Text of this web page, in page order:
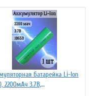
батарейка Li-Ion
2200мАч 3.7В,